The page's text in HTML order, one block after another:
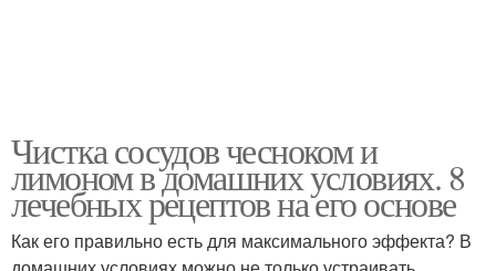
Чистка сосудов чесноком и
лимоном в домашних условиях. 8
лечебных рецептов на его основе
Как его правильно есть для максимального эффекта? В